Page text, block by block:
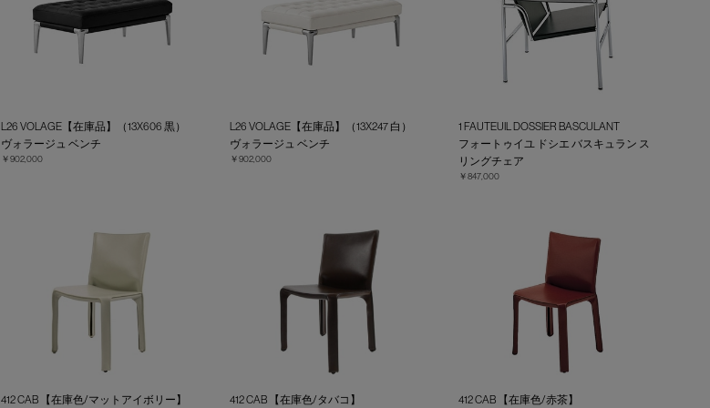
L26 VOLAGE【在庫品】（13X606 黒）
ヴォラージュ ベンチ
￥902,000
L26 VOLAGE【在庫品】（13X247 白）
ヴォラージュ ベンチ
￥902,000
1 FAUTEUIL DOSSIER BASCULANT
フォートゥイユ ドシエ バスキュラン ス
リングチェア
￥847,000
412 CAB 【在庫色/マットアイボリー】 412 CAB 【在庫色/タバコ】 412 CAB 【在庫色/赤茶】